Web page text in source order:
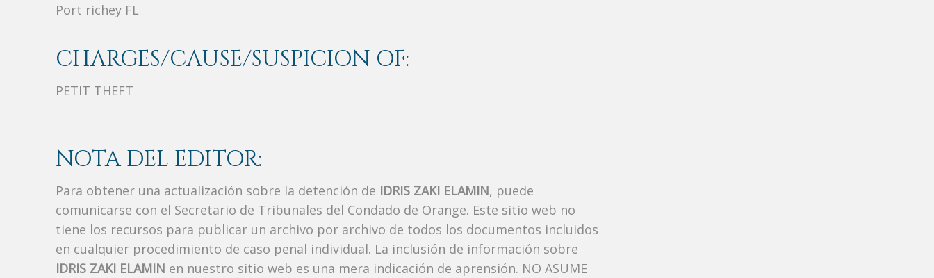
Port richey FL
CHARGES/CAUSE/SUSPICION OF:
PETIT THEFT
NOTA DEL EDITOR:
Para obtener una actualización sobre la detención de IDRIS ZAKI ELAMIN, puede
comunicarse con el Secretario de Tribunales del Condado de Orange. Este sitio web no
tiene los recursos para publicar un archivo por archivo de todos los documentos incluidos
en cualquier procedimiento de caso penal individual. La inclusión de información sobre
IDRIS ZAKI ELAMIN en nuestro sitio web es una mera indicación de aprensión. NO ASUME